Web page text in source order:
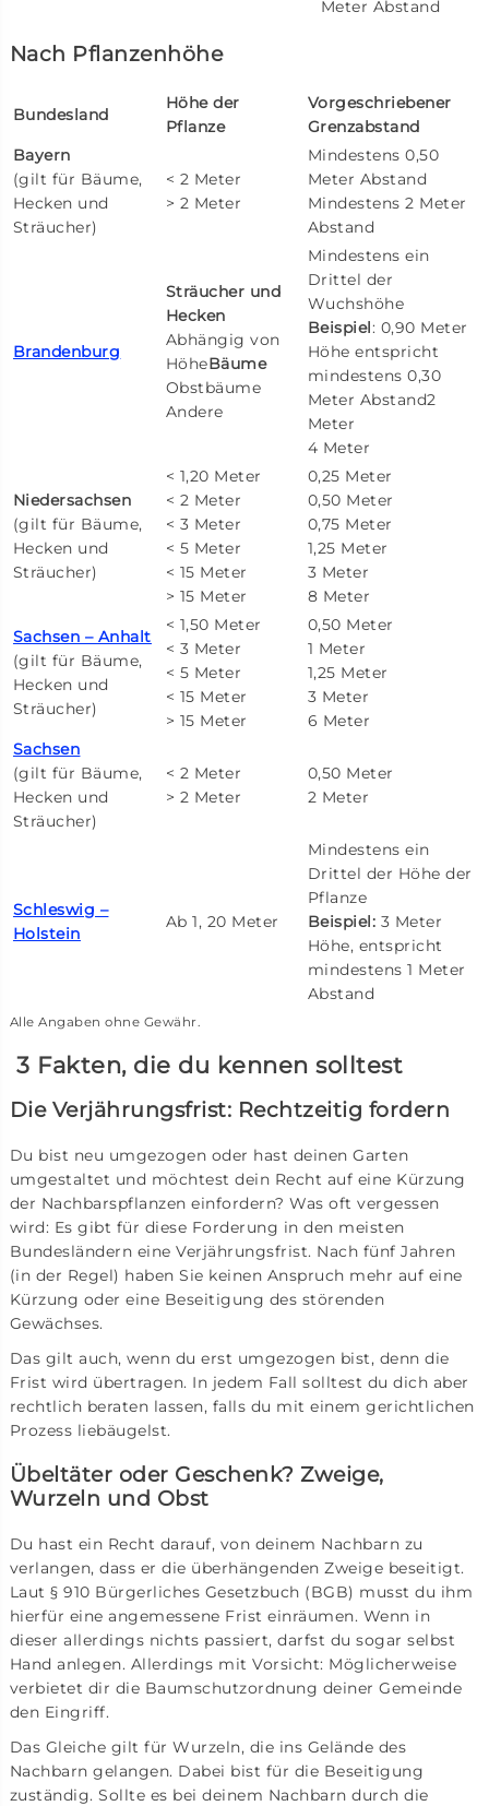
Meter Abstand
Nach Pflanzenhöhe
Bundesland
Höhe der
Pflanze
Vorgeschriebener
Grenzabstand
Bayern
(gilt für Bäume,
Hecken und
Sträucher)
< 2 Meter
> 2 Meter
Mindestens 0,50
Meter Abstand
Mindestens 2 Meter
Abstand
Brandenburg
Sträucher und
Hecken
Abhängig von
HöheBäume
Obstbäume
Andere
Mindestens ein
Drittel der
Wuchshöhe
Beispiel: 0,90 Meter
Höhe entspricht
mindestens 0,30
Meter Abstand2
Meter
4 Meter
Niedersachsen
(gilt für Bäume,
Hecken und
Sträucher)
< 1,20 Meter
< 2 Meter
< 3 Meter
< 5 Meter
< 15 Meter
> 15 Meter
0,25 Meter
0,50 Meter
0,75 Meter
1,25 Meter
3 Meter
8 Meter
Sachsen – Anhalt
(gilt für Bäume,
Hecken und
Sträucher)
< 1,50 Meter
< 3 Meter
< 5 Meter
< 15 Meter
> 15 Meter
0,50 Meter
1 Meter
1,25 Meter
3 Meter
6 Meter
Sachsen
(gilt für Bäume,
Hecken und
Sträucher)
< 2 Meter
> 2 Meter
0,50 Meter
2 Meter
Schleswig –
Holstein
Ab 1, 20 Meter
Mindestens ein
Drittel der Höhe der
Pflanze
Beispiel: 3 Meter
Höhe, entspricht
mindestens 1 Meter
Abstand
Alle Angaben ohne Gewähr.
3 Fakten, die du kennen solltest
Die Verjährungsfrist: Rechtzeitig fordern
Du bist neu umgezogen oder hast deinen Garten
umgestaltet und möchtest dein Recht auf eine Kürzung
der Nachbarspflanzen einfordern? Was oft vergessen
wird: Es gibt für diese Forderung in den meisten
Bundesländern eine Verjährungsfrist. Nach fünf Jahren
(in der Regel) haben Sie keinen Anspruch mehr auf eine
Kürzung oder eine Beseitigung des störenden
Gewächses.
Das gilt auch, wenn du erst umgezogen bist, denn die
Frist wird übertragen. In jedem Fall solltest du dich aber
rechtlich beraten lassen, falls du mit einem gerichtlichen
Prozess liebäugelst.
Übeltäter oder Geschenk? Zweige,
Wurzeln und Obst
Du hast ein Recht darauf, von deinem Nachbarn zu
verlangen, dass er die überhängenden Zweige beseitigt.
Laut § 910 Bürgerliches Gesetzbuch (BGB) musst du ihm
hierfür eine angemessene Frist einräumen. Wenn in
dieser allerdings nichts passiert, darfst du sogar selbst
Hand anlegen. Allerdings mit Vorsicht: Möglicherweise
verbietet dir die Baumschutzordnung deiner Gemeinde
den Eingriff.
Das Gleiche gilt für Wurzeln, die ins Gelände des
Nachbarn gelangen. Dabei bist für die Beseitigung
zuständig. Sollte es bei deinem Nachbarn durch die